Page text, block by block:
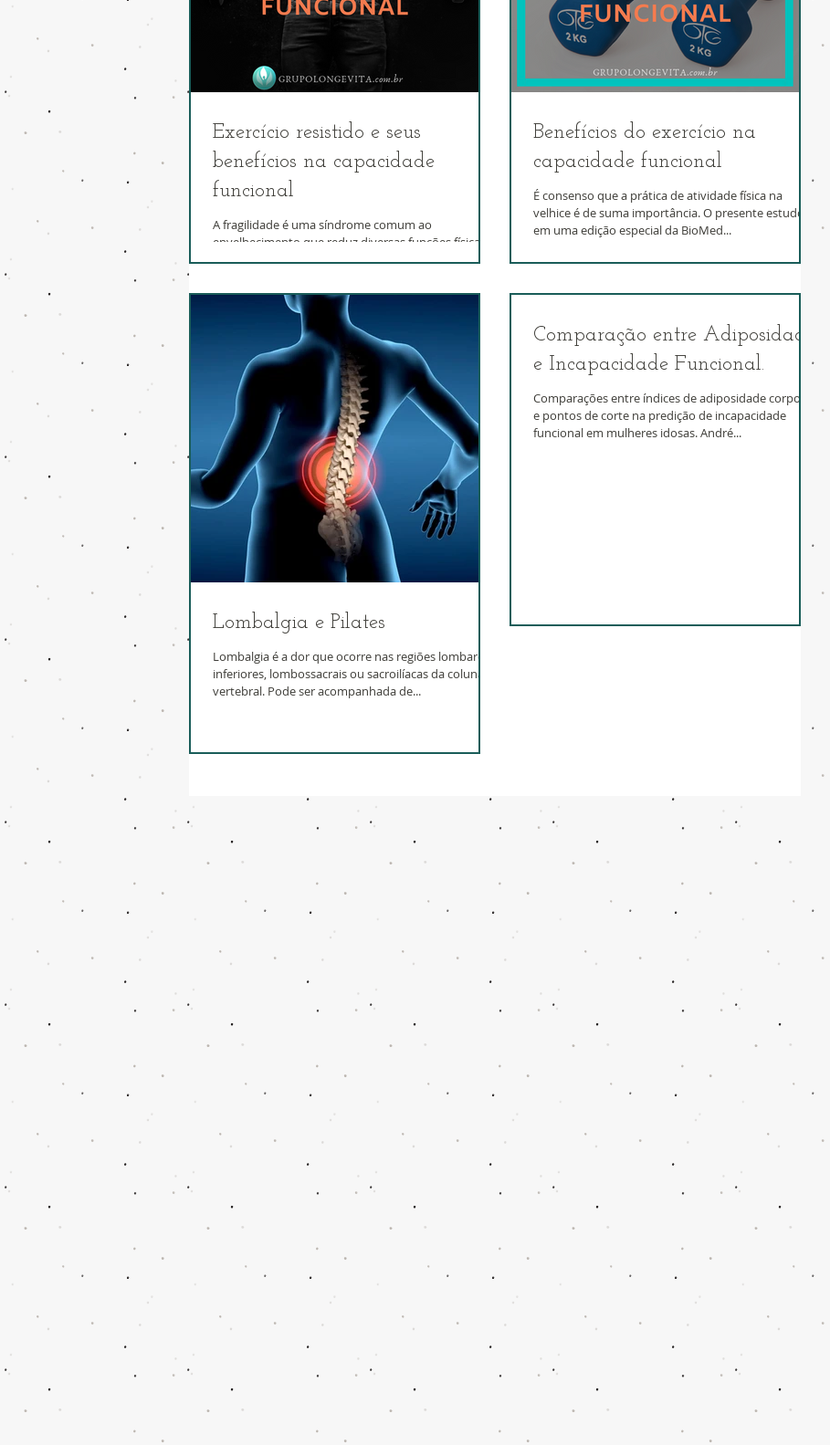
Exercício resistido e seus
benefícios na capacidade
funcional
A fragilidade é uma síndrome comum ao
envelhecimento que reduz diversas funções físicas
assim como a sociabilidade do indivíduo. Quanto...
Benefícios do exercício na
capacidade funcional
É consenso que a prática de atividade física na
velhice é de suma importância. O presente estudo,
em uma edição especial da BioMed...
Lombalgia e Pilates
Lombalgia é a dor que ocorre nas regiões lombares
inferiores, lombossacrais ou sacroilíacas da coluna
vertebral. Pode ser acompanhada de...
Comparação entre Adiposidade
e Incapacidade Funcional.
Comparações entre índices de adiposidade corporal
e pontos de corte na predição de incapacidade
funcional em mulheres idosas. André...